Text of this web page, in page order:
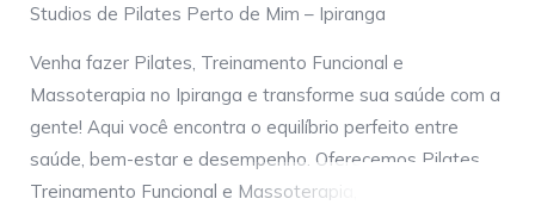
Studios de Pilates Perto de Mim – Ipiranga
Venha fazer Pilates, Treinamento Funcional e
Massoterapia no Ipiranga e transforme sua saúde com a
gente! Aqui você encontra o equilíbrio perfeito entre
saúde, bem-estar e desempenho. Oferecemos Pilates,
Treinamento Funcional e Massoterapia, proporcionando